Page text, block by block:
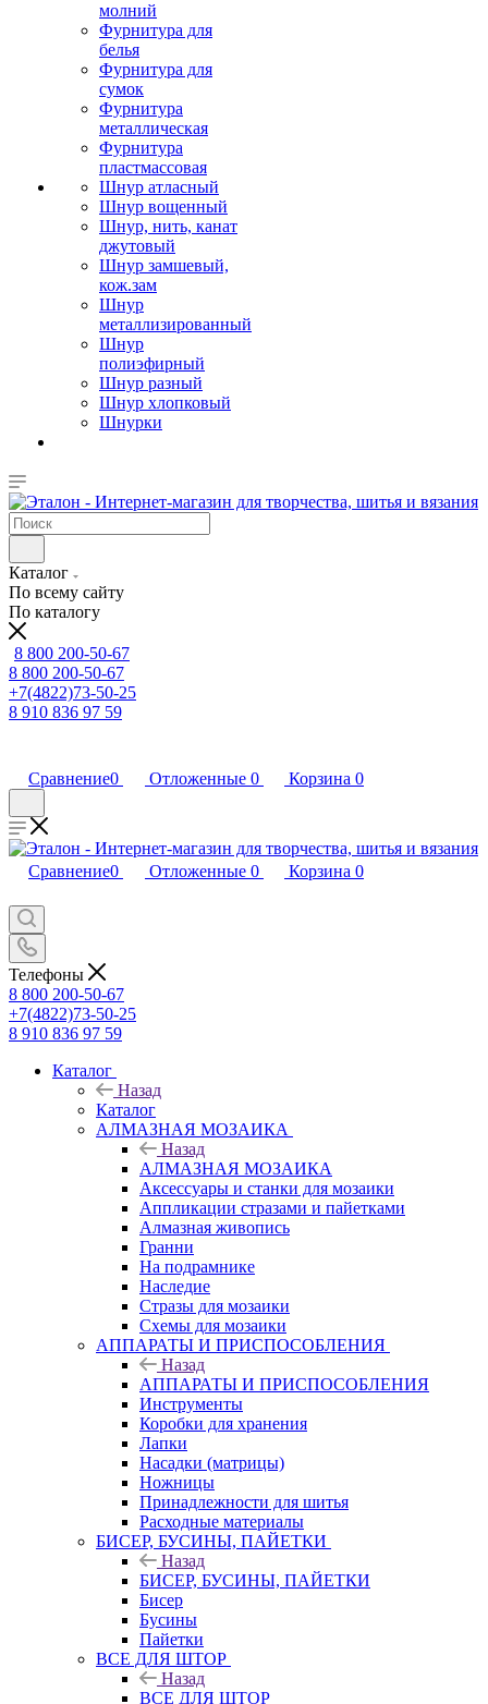
молний
Фурнитура для
белья
Фурнитура для
сумок
Фурнитура
металлическая
Фурнитура
пластмассовая
Шнур атласный
Шнур вощенный
Шнур, нить, канат
джутовый
Шнур замшевый,
кож.зам
Шнур
металлизированный
Шнур
полиэфирный
Шнур разный
Шнур хлопковый
Шнурки
Каталог
По всему сайту
По каталогу
8 800 200-50-67
8 800 200-50-67
+7(4822)73-50-25
8 910 836 97 59
Сравнение0 Отложенные 0 Корзина 0
Сравнение0 Отложенные 0 Корзина 0
Телефоны
8 800 200-50-67
+7(4822)73-50-25
8 910 836 97 59
Каталог
Назад
Каталог
АЛМАЗНАЯ МОЗАИКА
Назад
АЛМАЗНАЯ МОЗАИКА
Аксессуары и станки для мозаики
Аппликации стразами и пайетками
Алмазная живопись
Гранни
На подрамнике
Наследие
Стразы для мозаики
Схемы для мозаики
АППАРАТЫ И ПРИСПОСОБЛЕНИЯ
Назад
АППАРАТЫ И ПРИСПОСОБЛЕНИЯ
Инструменты
Коробки для хранения
Лапки
Насадки (матрицы)
Ножницы
Принадлежности для шитья
Расходные материалы
БИСЕР, БУСИНЫ, ПАЙЕТКИ
Назад
БИСЕР, БУСИНЫ, ПАЙЕТКИ
Бисер
Бусины
Пайетки
ВСЕ ДЛЯ ШТОР
Назад
ВСЕ ДЛЯ ШТОР